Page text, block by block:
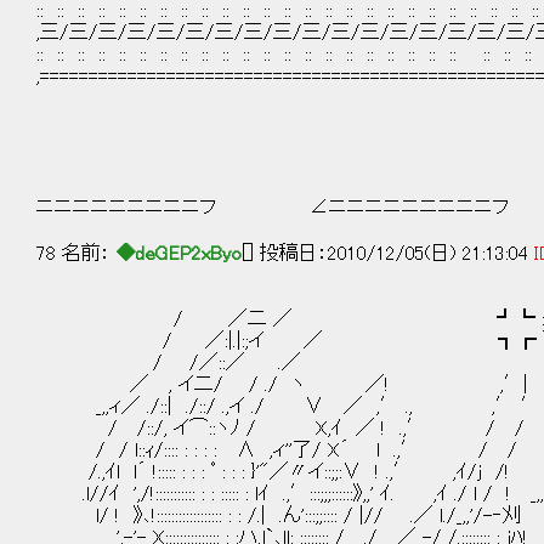
:: :: :: :: :: :: :: :: :: :: :: :: :: :: :: :: :: :: :: :: :: :: :: ::
,三/三/三/三/三/三/三/三/三/三/三/三/三/三/三/三/三/
:: :: :: :: :: :: :: :: :: :: :: :: :: :: :: :: :: :: :: :: :: :: :: ::
ニニニニニニニニニフ ∠ニニニニニニニニニ
78 名前： ◆deGEP2xByo [] 投稿日：2010/12/05(日) 21:13:04
/ ／二 ／ ┛┗ :::| N
/ ／:|.|:;イ ／ ┓┏ ＼
/ /／::／ .／ ヽ-
／ , イ二/ / ./ ヽ ／! ,′| ヽ
_,,ィ／ ./::| ./::/ .,イ ./ ∨ ／ ,′ ., ,′ ′
/ /::/, イ⌒::ヽﾉ / X,ｲ ／ ! .,′ / /
/ / l::ｨ/:::: : : : : ∧ ,ィ''了/ X´ l .,′ / /
/.,ｲl l´ !::::: : : : ﾟ : : : }'"／〃イ::;;:∨ ! .,′ ,ｲ/j
.l//ｲ ',/!::::::::::: : : ::::: : lｲ .,′:::;;;::::::》,,' ｲ. ,ｲ ./ l / !
l/ ! 》､!:::::::::::::::::: : : /.| .ん':::;;:::: / |// .／ l./_,,'/-‐
',-'- X::::::::::::::: : :ハ.l`､ll: :::::::: / ./ ／ -/ /.:;;::::: :